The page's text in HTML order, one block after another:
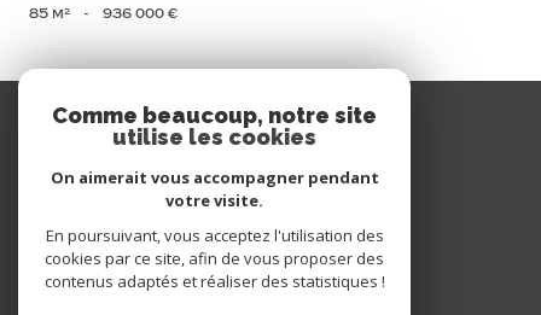
85 m² - 936 000 €
Se
connecter
espace propriétaire
Nous
suivre
Comme beaucoup, notre site
utilise les cookies
On aimerait vous accompagner pendant
votre visite.
En poursuivant, vous acceptez l'utilisation des
cookies par ce site, afin de vous proposer des
contenus adaptés et réaliser des statistiques !